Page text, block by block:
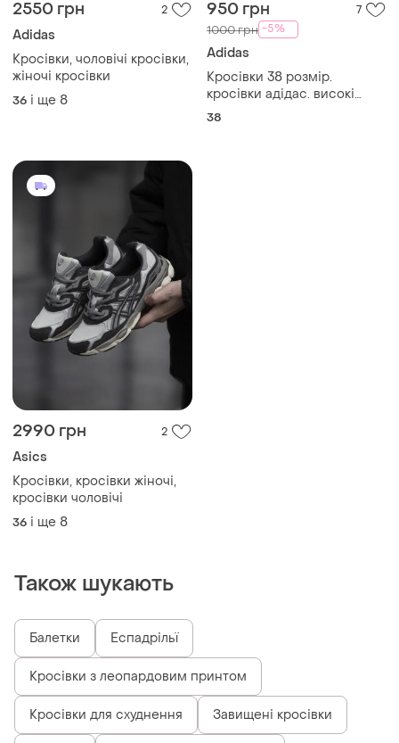
2550 грн 2
Adidas
Кросівки, чоловічі кросівки,
жіночі кросівки
36 і ще 8
950 грн 7
1000 грн -5%
Adidas
Кросівки 38 розмір.
кросівки адідас. високі
кросівки. шкіряні кросівки.
38
2990 грн 2
Asics
Кросівки, кросівки жіночі,
кросівки чоловічі
36 і ще 8
Також шукають
Балетки Еспадрільї
Кросівки з леопардовим принтом
Кросівки для схуднення Завищені кросівки